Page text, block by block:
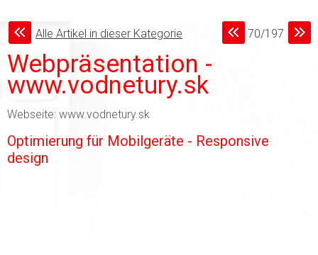
Alle Artikel in dieser Kategorie 70/197
Webpräsentation -
www.vodnetury.sk
Webseite: www.vodnetury.sk
Optimierung für Mobilgeräte - Responsive
design